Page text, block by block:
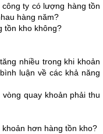
ty có lượng hàng tồn
hàng năm?
tồn kho không?
nhiều trong khi khoản
luận về các khả năng
quay khoản phải thu
hơn hàng tồn kho?